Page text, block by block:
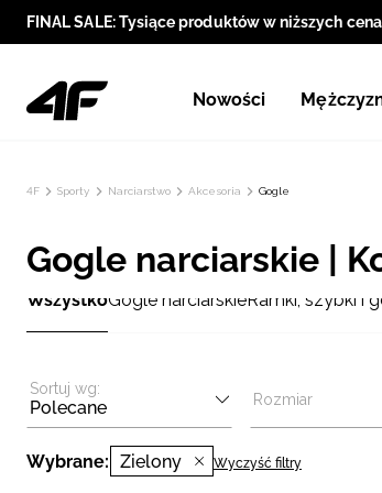
FINAL SALE: Tysiące produktów w niższych
Nowości
4F Sporty Narciarstwo Akcesoria Gogle
Gogle narciarskie |
WszystkoGogle narciarskie
Sortuj wg:
Polecane Rozmiar
Wybrane: Zielony Wyczyść filtry